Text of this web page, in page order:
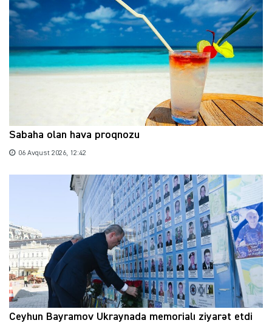
Sabaha olan hava proqnozu
06 Avqust 2026, 12:42
Ceyhun Bayramov Ukraynada memorialı ziyarət etdi